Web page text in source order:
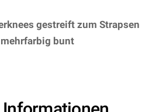
gestreift zum Strapsen
bunt